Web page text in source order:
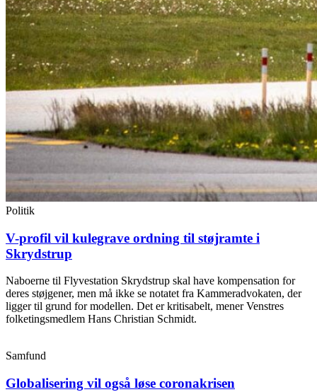
Politik
V-profil vil kulegrave ordning til støjramte i
Skrydstrup
Naboerne til Flyvestation Skrydstrup skal have kompensation for
deres støjgener, men må ikke se notatet fra Kammeradvokaten, der
ligger til grund for modellen. Det er kritisabelt, mener Venstres
folketingsmedlem Hans Christian Schmidt.
Samfund
Globalisering vil også løse coronakrisen